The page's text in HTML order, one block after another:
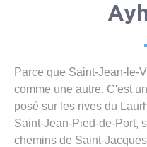
Parce que Saint-Jean-le-
comme une autre. C'est
posé sur les rives du
Saint-Jean-Pied-de-Port,
chemins de Saint-